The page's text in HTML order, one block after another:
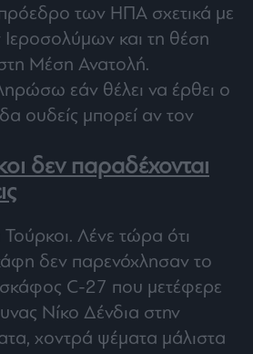
πρόεδρο των ΗΠΑ σχετικά με
και τη θέση
Μέση Ανατολή.
εάν θέλει να έρθει ο
ουδείς μπορεί αν τον
δεν παραδέχονται
Λένε τώρα ότι
δεν παρενόχλησαν το
C-27 που μετέφερε
Νίκο Δένδια στην
χοντρά ψέματα μάλιστα